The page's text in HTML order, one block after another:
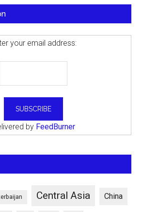
your email address:
by FeedBurner
Central Asia China